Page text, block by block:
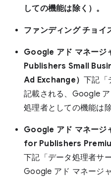
しての機能は除く）。
ファンディング チョイ
Google アド マネー
Publishers Small
Ad Exchange） 下記「
記載される、Google
処理者としての機能は除
Google アド マネー
for Publishers
下記「データ処理者サ
Google アド マネージ